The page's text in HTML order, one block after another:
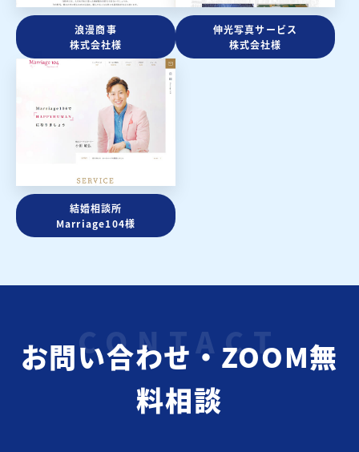
浪漫商事
株式会社様
伸光写真サービス
株式会社様
結婚相談所
Marriage104様
お問い合わせ・ZOOM無
料相談